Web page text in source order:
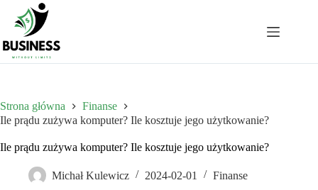
Przejdź
treści
Strona główna
Finanse
Ile prądu zużywa komputer? Ile kosztuje jego użytkowanie?
Ile prądu zużywa komputer? Ile kosztuje jego użytkowanie?
Michał Kulewicz 2024-02-01 Finanse